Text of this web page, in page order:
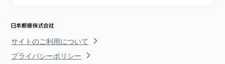
サイトのご利用について
プライバシーポリシー